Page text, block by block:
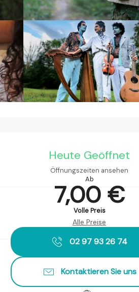
Heute Geöffnet
Öffnungszeiten ansehen
Ab
7,00 €
Volle Preis
Alle Preise
02 97 93 26 74
Kontaktieren Sie uns